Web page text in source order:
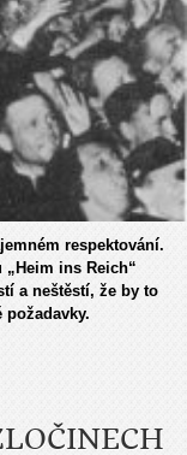
respektování.
ins Reich“
a neštěstí, že by to